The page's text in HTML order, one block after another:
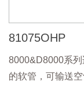
81075OHP
8000&D8000系
的软管，可输送空